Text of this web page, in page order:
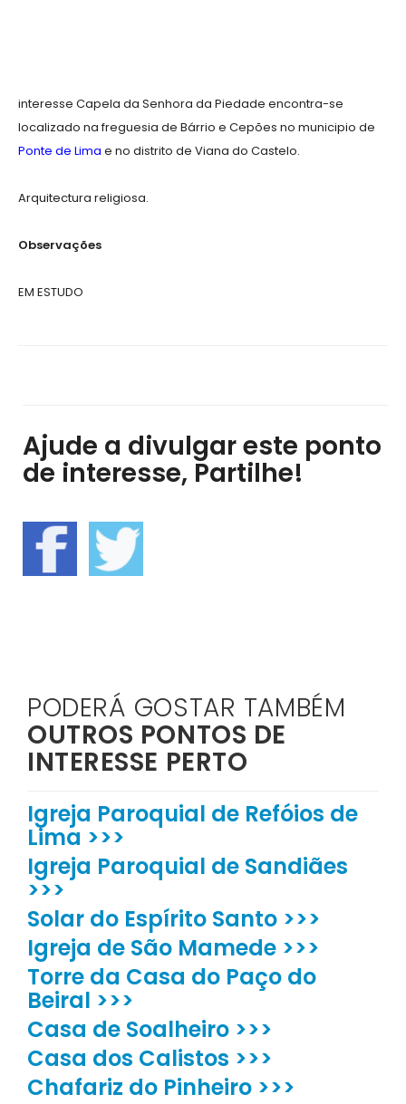
interesse Capela da Senhora da Piedade encontra-se
localizado na freguesia de Bárrio e Cepões no municipio de
Ponte de Lima e no distrito de Viana do Castelo.
Arquitectura religiosa.
Observações
EM ESTUDO
Ajude a divulgar este ponto
de interesse, Partilhe!
PODERÁ GOSTAR TAMBÉM
OUTROS PONTOS DE
INTERESSE PERTO
Igreja Paroquial de Refóios de
Lima >>>
Igreja Paroquial de Sandiães
>>>
Solar do Espírito Santo >>>
Igreja de São Mamede >>>
Torre da Casa do Paço do
Beiral >>>
Casa de Soalheiro >>>
Casa dos Calistos >>>
Chafariz do Pinheiro >>>